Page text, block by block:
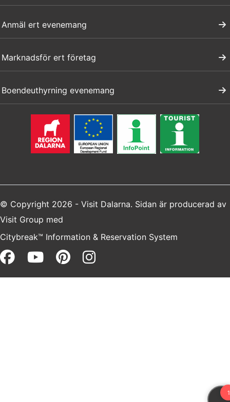
Anmäl ert evenemang
Marknadsför ert företag
Boendeuthyrning evenemang
© Copyright 2026 - Visit Dalarna. Sidan är producerad av
Visit Group med
Citybreak™ Information & Reservation System
Facebook (opens in a new
Youtube (opens in a new
Pinterest (opens in a
Instagram (opens